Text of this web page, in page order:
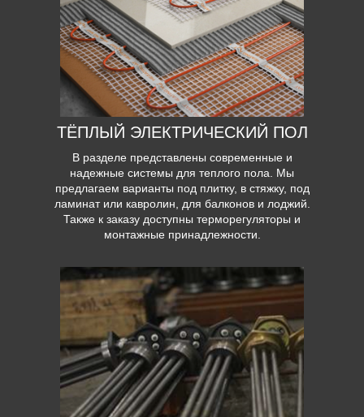
ТЁПЛЫЙ ЭЛЕКТРИЧЕСКИЙ ПОЛ
В разделе представлены современные и
надежные системы для теплого пола. Мы
предлагаем варианты под плитку, в стяжку, под
ламинат или кавролин, для балконов и лоджий.
Также к заказу доступны терморегуляторы и
монтажные принадлежности.